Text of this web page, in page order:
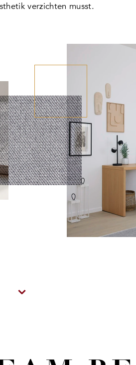
verzichten musst.